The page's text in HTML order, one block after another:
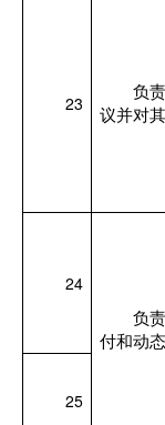
23
负
议并对
24
负
付和动
25